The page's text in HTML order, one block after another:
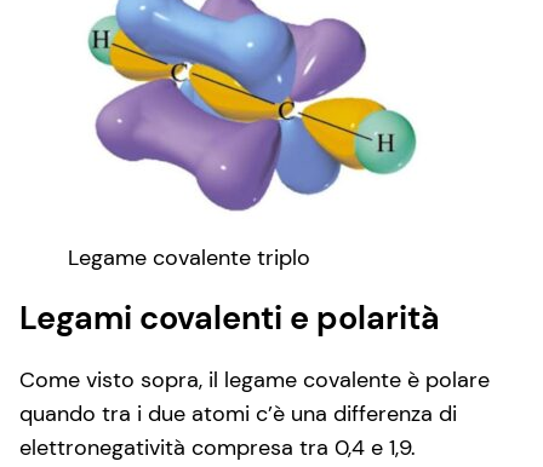
Legame covalente triplo
Legami covalenti e polarità
Come visto sopra, il legame covalente è polare
quando tra i due atomi c’è una differenza di
elettronegatività compresa tra 0,4 e 1,9.